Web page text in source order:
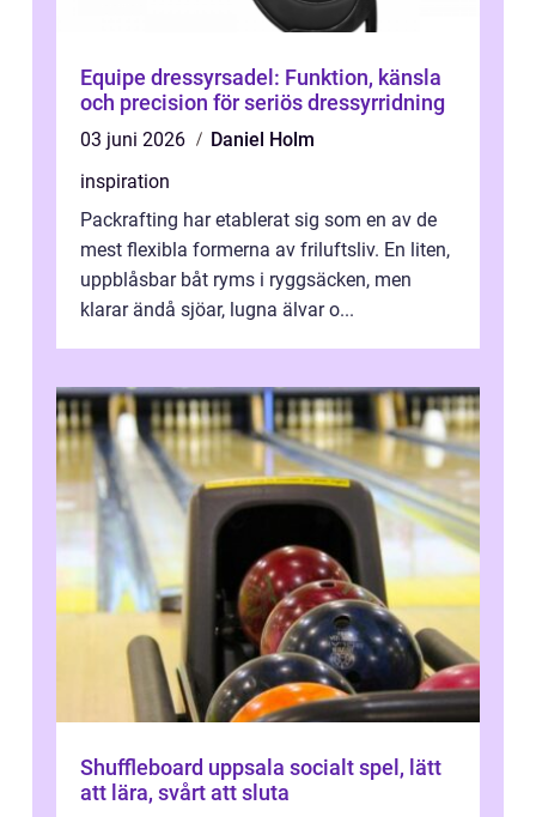
Equipe dressyrsadel: Funktion, känsla
och precision för seriös dressyrridning
03 juni 2026
Daniel Holm
inspiration
Packrafting har etablerat sig som en av de
mest flexibla formerna av friluftsliv. En liten,
uppblåsbar båt ryms i ryggsäcken, men
klarar ändå sjöar, lugna älvar o...
Shuffleboard uppsala socialt spel, lätt
att lära, svårt att sluta